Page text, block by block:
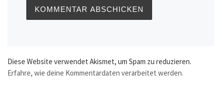
Diese Website verwendet Akismet, um Spam zu reduzieren.
Erfahre, wie deine Kommentardaten verarbeitet werden.